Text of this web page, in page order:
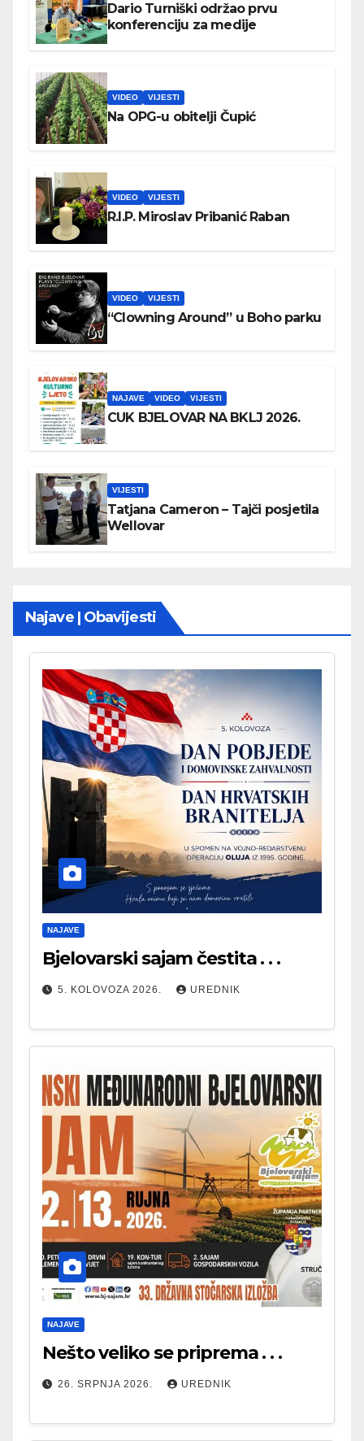
Dario Turniški održao prvu
konferenciju za medije
VIDEO VIJESTI
Na OPG-u obitelji Čupić
VIDEO VIJESTI
R.I.P. Miroslav Pribanić Raban
VIDEO VIJESTI
“Clowning Around” u Boho parku
NAJAVE VIDEO VIJESTI
CUK BJELOVAR NA BKLJ 2026.
VIJESTI
Tatjana Cameron – Tajči posjetila
Wellovar
Najave | Obavijesti
NAJAVE
Bjelovarski sajam čestita . . .
5. KOLOVOZA 2026. UREDNIK
NAJAVE
Nešto veliko se priprema . . .
26. SRPNJA 2026. UREDNIK